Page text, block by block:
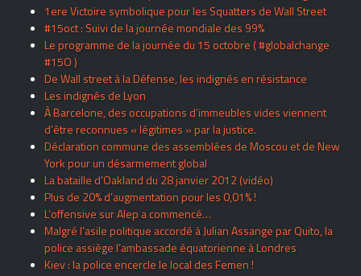
1ere Victoire symbolique pour les Squatters de Wall Street
#15oct : Suivi de la journée mondiale des 99%
Le programme de la journée du 15 octobre ( #globalchange
#15O )
De Wall street à la Défense, les indignés en résistance
Les indignés de Lyon
À Barcelone, des occupations d’immeubles vides viennent
d’être reconnues « légitimes » par la justice.
Déclaration commune des assemblées de Moscou et de New
York pour un désarmement global
La bataille d’Oakland du 28 janvier 2012 (vidéo)
Plus de 20% d’augmentation pour les 0,01% !
L’offensive sur Alep a commencé…
Malgré l’asile politique accordé à Julian Assange par Quito, la
police assiège l’ambassade équatorienne à Londres
Kiev : la police encercle le local des Femen !